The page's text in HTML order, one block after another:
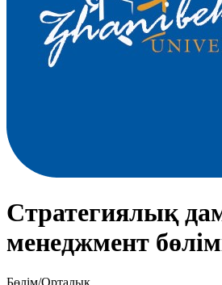
Стратегиялық
менеджмент
Бөлім/Орталық